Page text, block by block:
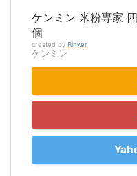
ケンミン 米粉専家
個
created by Rinker
ケンミン